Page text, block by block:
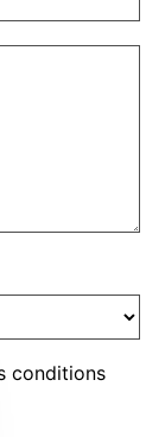
le
conditions